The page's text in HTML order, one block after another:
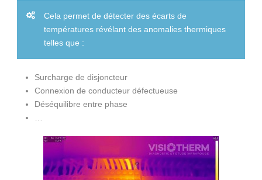
Cela permet de détecter des écarts de
températures révélant des anomalies thermiques
telles que :
Surcharge de disjoncteur
Connexion de conducteur défectueuse
Déséquilibre entre phase
…